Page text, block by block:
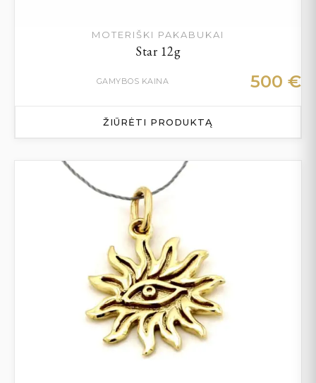
MOTERIŠKI PAKABUKAI
Star 12g
GAMYBOS KAINA 500 €
ŽIŪRĖTI PRODUKTĄ